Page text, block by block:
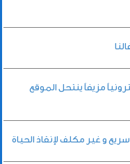
من 336 موقعاً إلكترونياً مزيفاً ينتحل الموقع
و غير مكلف لإنقاذ الحياة